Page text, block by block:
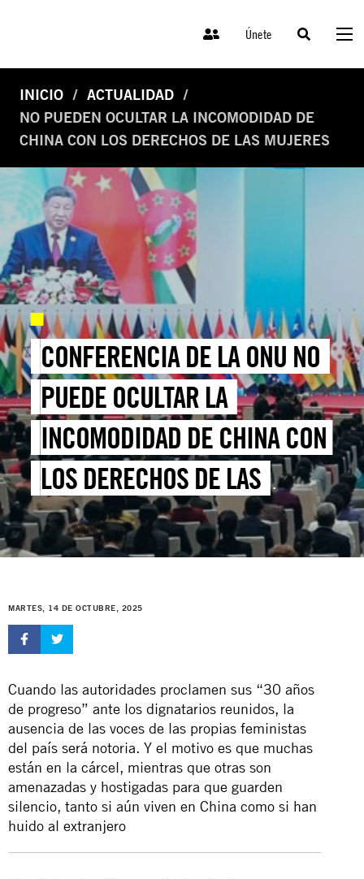
Únete
INICIO
ACTUALIDAD
NO PUEDEN OCULTAR LA INCOMODIDAD DE
CHINA CON LOS DERECHOS DE LAS MUJERES
CONFERENCIA DE LA ONU NO
PUEDE OCULTAR LA
INCOMODIDAD DE CHINA CON
LOS DERECHOS DE LAS
MUJERES
MARTES, 14 DE OCTUBRE, 2025
Cuando las autoridades proclamen sus “30 años
de progreso” ante los dignatarios reunidos, la
ausencia de las voces de las propias feministas
del país será notoria. Y el motivo es que muchas
están en la cárcel, mientras que otras son
amenazadas y hostigadas para que guarden
silencio, tanto si aún viven en China como si han
huido al extranjero